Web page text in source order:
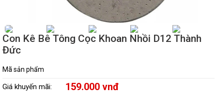
Con Kê Bê Tông Cọc Khoan Nhồi D12 Thành
Đức
Mã sản phẩm
Giá khuyến mãi: 159.000 vnđ